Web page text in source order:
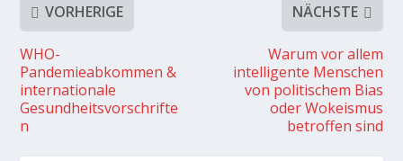
VORHERIGE
WHO-
Pandemieabkommen &
internationale
Gesundheitsvorschrifte
n
NÄCHSTE
Warum vor allem
intelligente Menschen
von politischem Bias
oder Wokeismus
betroffen sind